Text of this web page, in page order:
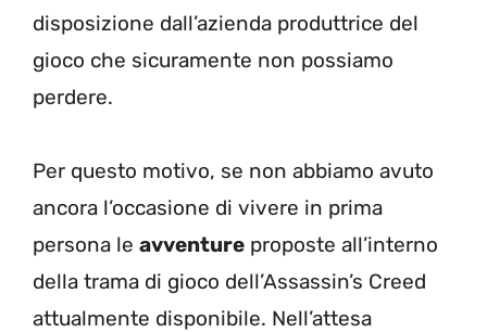
disposizione dall’azienda produttrice del
gioco che sicuramente non possiamo
perdere.
Per questo motivo, se non abbiamo avuto
ancora l’occasione di vivere in prima
persona le avventure proposte all’interno
della trama di gioco dell’Assassin’s Creed
attualmente disponibile. Nell’attesa